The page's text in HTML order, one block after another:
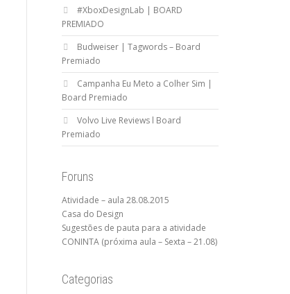
#XboxDesignLab | BOARD
PREMIADO
Budweiser | Tagwords – Board
Premiado
Campanha Eu Meto a Colher Sim |
Board Premiado
Volvo Live Reviews l Board
Premiado
Foruns
Atividade – aula 28.08.2015
Casa do Design
Sugestões de pauta para a atividade
CONINTA (próxima aula – Sexta – 21.08)
Categorias